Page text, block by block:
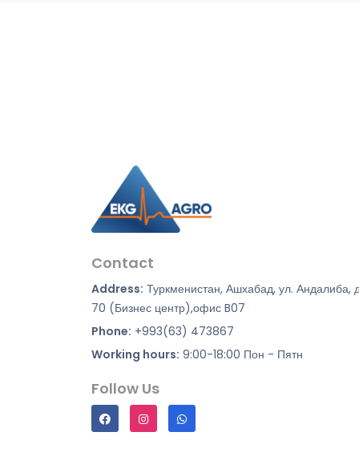
Contact
Address: Туркменистан, Ашхабад, ул. Андалиба,
70 (Бизнес центр),офис B07
Phone: +993(63) 473867
Working hours: 9:00-18:00 Пон - Пятн
Follow Us